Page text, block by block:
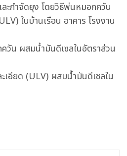
กำจัดยุง โดยวิธีพ่นหมอกควัน
ในบ้านเรือน อาคาร โรงงาน
วัน ผสมน้ำมันดีเซลในอัตราส่วน
อียด (ULV) ผสมน้ำมันดีเซลใน